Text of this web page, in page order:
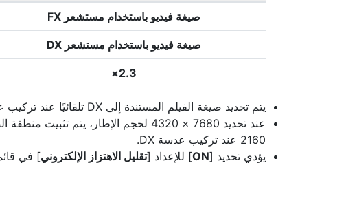
صيغة فيديو باستخدام مستشعر FX
صيغة فيديو باستخدام مستشعر DX
2.3×
يتم تحديد صيغة الفيلم المستندة إلى DX تلقائيًا عند تركيب عدسة DX.
عند تحديد 7680 × 4320 لحجم الإطار، يتم تثبيت منطقة الصورة على [
2160 عند تركيب عدسة DX.
يؤدي تحديد [ON] للإعداد [تقليل الاهتزاز الإلكتروني] في